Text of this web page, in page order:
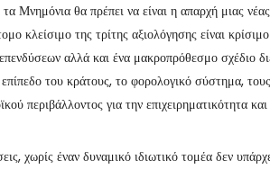
Μνημόνια θα πρέπει να είναι η απαρχή μιας
κλείσιμο της τρίτης αξιολόγησης είναι
αλλά και ένα μακροπρόθεσμο σχέδιο
του κράτους, το φορολογικό σύστημα,
περιβάλλοντος για την επιχειρηματικότητα και
χωρίς έναν δυναμικό ιδιωτικό τομέα δεν